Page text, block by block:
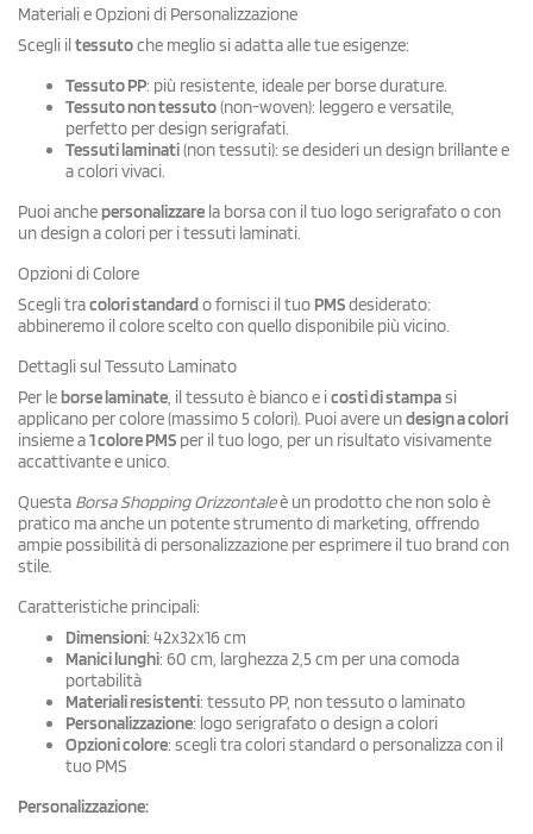
Materiali e Opzioni di Personalizzazione
Scegli iltessutoche meglio si adatta alle tue esigenze:
Tessuto PP: più resistente, ideale per borse durature.
Tessuto non tessuto(non-woven): leggero e versatile,
perfetto per design serigrafati.
Tessuti laminati(non tessuti): se desideri un design brillante e
a colori vivaci.
Puoi anche personalizzare la borsa con il tuo logo serigrafato o con
un design a colori per i tessuti laminati.
Opzioni di Colore
Scegli tracolori standardo fornisci il tuo PMSdesiderato:
abbineremo il colore scelto con quello disponibile più vicino.
Dettagli sul Tessuto Laminato
Per leborse laminate, il tessuto è bianco e icosti di stampasi
applicano per colore (massimo 5 colori). Puoi avere undesign a colori
insieme a1 colore PMS per il tuo logo, per un risultato visivamente
accattivante e unico.
Questa Borsa Shopping Orizzontaleè un prodotto che non solo è
pratico ma anche un potente strumento di marketing, offrendo
ampie possibilità di personalizzazione per esprimere il tuo brand con
stile.
Caratteristiche principali:
Dimensioni: 42x32x16 cm
Manici lunghi: 60 cm, larghezza 2,5 cm per una comoda
portabilità
Materiali resistenti: tessuto PP, non tessuto o laminato
Personalizzazione: logo serigrafato o design a colori
Opzioni colore: scegli tra colori standard o personalizza con il
tuo PMS
Personalizzazione: